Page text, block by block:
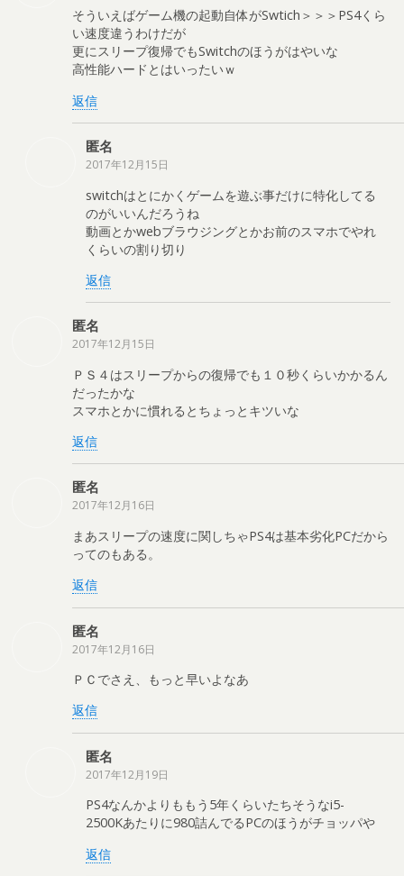
そういえばゲーム機の起動自体がSwtich＞＞＞PS4くら
い速度違うわけだが
更にスリープ復帰でもSwitchのほうがはやいな
高性能ハードとはいったいｗ
返信
匿名
2017年12月15日
switchはとにかくゲームを遊ぶ事だけに特化してる
のがいいんだろうね
動画とかwebブラウジングとかお前のスマホでやれ
くらいの割り切り
返信
匿名
2017年12月15日
ＰＳ４はスリープからの復帰でも１０秒くらいかかるん
だったかな
スマホとかに慣れるとちょっとキツいな
返信
匿名
2017年12月16日
まあスリープの速度に関しちゃPS4は基本劣化PCだから
ってのもある。
返信
匿名
2017年12月16日
ＰＣでさえ、もっと早いよなあ
返信
匿名
2017年12月19日
PS4なんかよりももう5年くらいたちそうなi5-
2500Kあたりに980詰んでるPCのほうがチョッパや
返信